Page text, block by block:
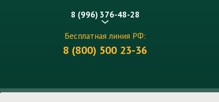
8 (996) 376-48-28
Бесплатная линия РФ:
8 (800) 500 23-36